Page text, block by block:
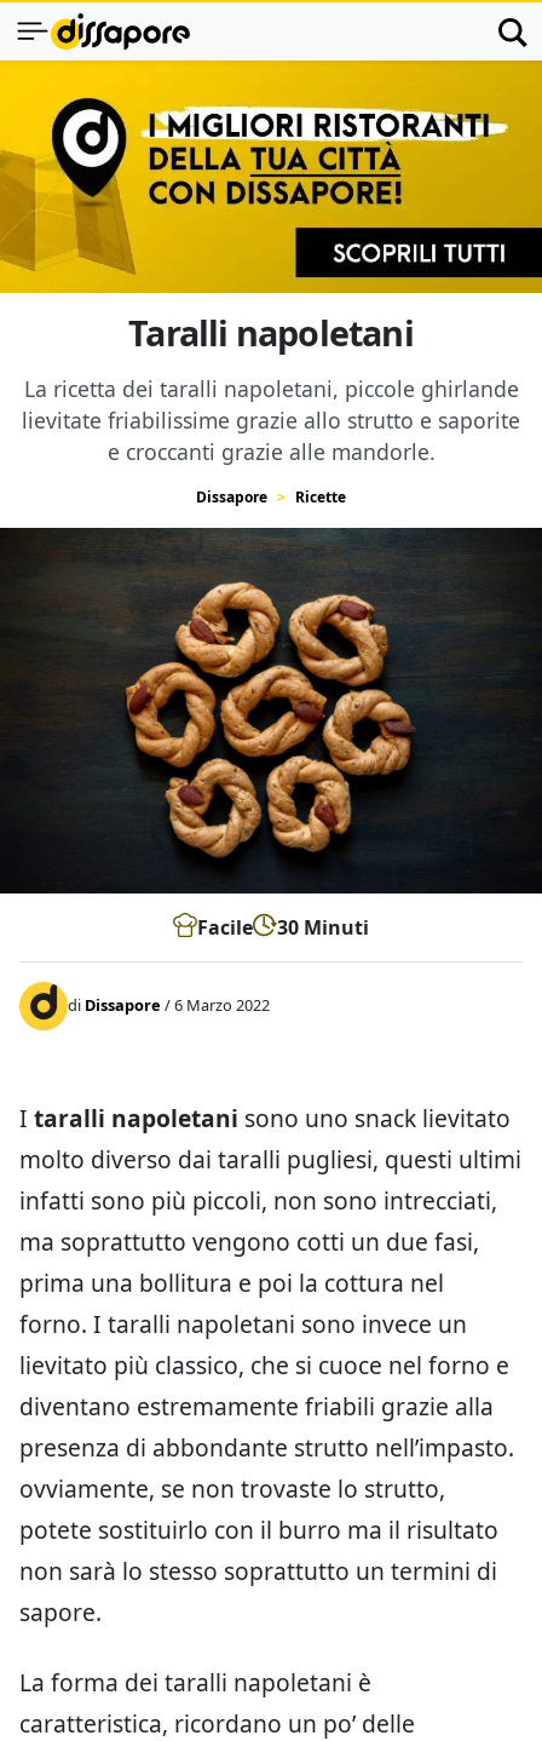
Taralli napoletani
La ricetta dei taralli napoletani, piccole ghirlande
lievitate friabilissime grazie allo strutto e saporite
e croccanti grazie alle mandorle.
Dissapore Ricette
Facile 30 Minuti
di Dissapore / 6 Marzo 2022
I taralli napoletani sono uno snack lievitato
molto diverso dai taralli pugliesi, questi ultimi
infatti sono più piccoli, non sono intrecciati,
ma soprattutto vengono cotti un due fasi,
prima una bollitura e poi la cottura nel
forno. I taralli napoletani sono invece un
lievitato più classico, che si cuoce nel forno e
diventano estremamente friabili grazie alla
presenza di abbondante strutto nell’impasto.
ovviamente, se non trovaste lo strutto,
potete sostituirlo con il burro ma il risultato
non sarà lo stesso soprattutto un termini di
sapore.
La forma dei taralli napoletani è
caratteristica, ricordano un po’ delle